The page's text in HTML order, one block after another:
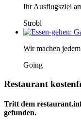
Ihr Ausflugsziel
Strobl
Wir machen
Going
Restaurant
Tritt dem
gefunden.